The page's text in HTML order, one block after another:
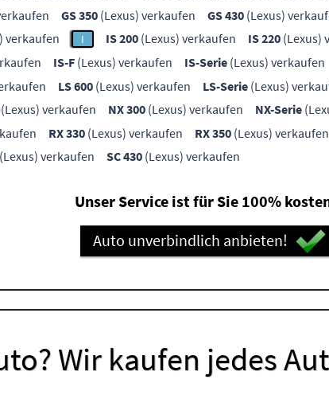
GS 350 (Lexus) verkaufen GS 430 (Lexus)
verkaufen I IS 200 (Lexus) verkaufen IS 220 (Lexus)
IS-F (Lexus) verkaufen IS-Serie (Lexus) verkaufen
LS 600 (Lexus) verkaufen LS-Serie (Lexus)
(Lexus) verkaufen NX 300 (Lexus) verkaufen NX-Serie
RX 330 (Lexus) verkaufen RX 350 (Lexus) verkaufen
(Lexus) verkaufen SC 430 (Lexus) verkaufen
Unser Service ist für Sie 100%
Auto unverbindlich anbieten!
Wir kaufen jedes